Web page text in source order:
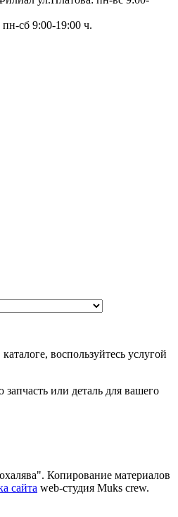
сб 9:00-19:00 ч.
воспользуйтесь услугой
или деталь для вашего
Копирование материалов
сайта web-студия Muks crew.